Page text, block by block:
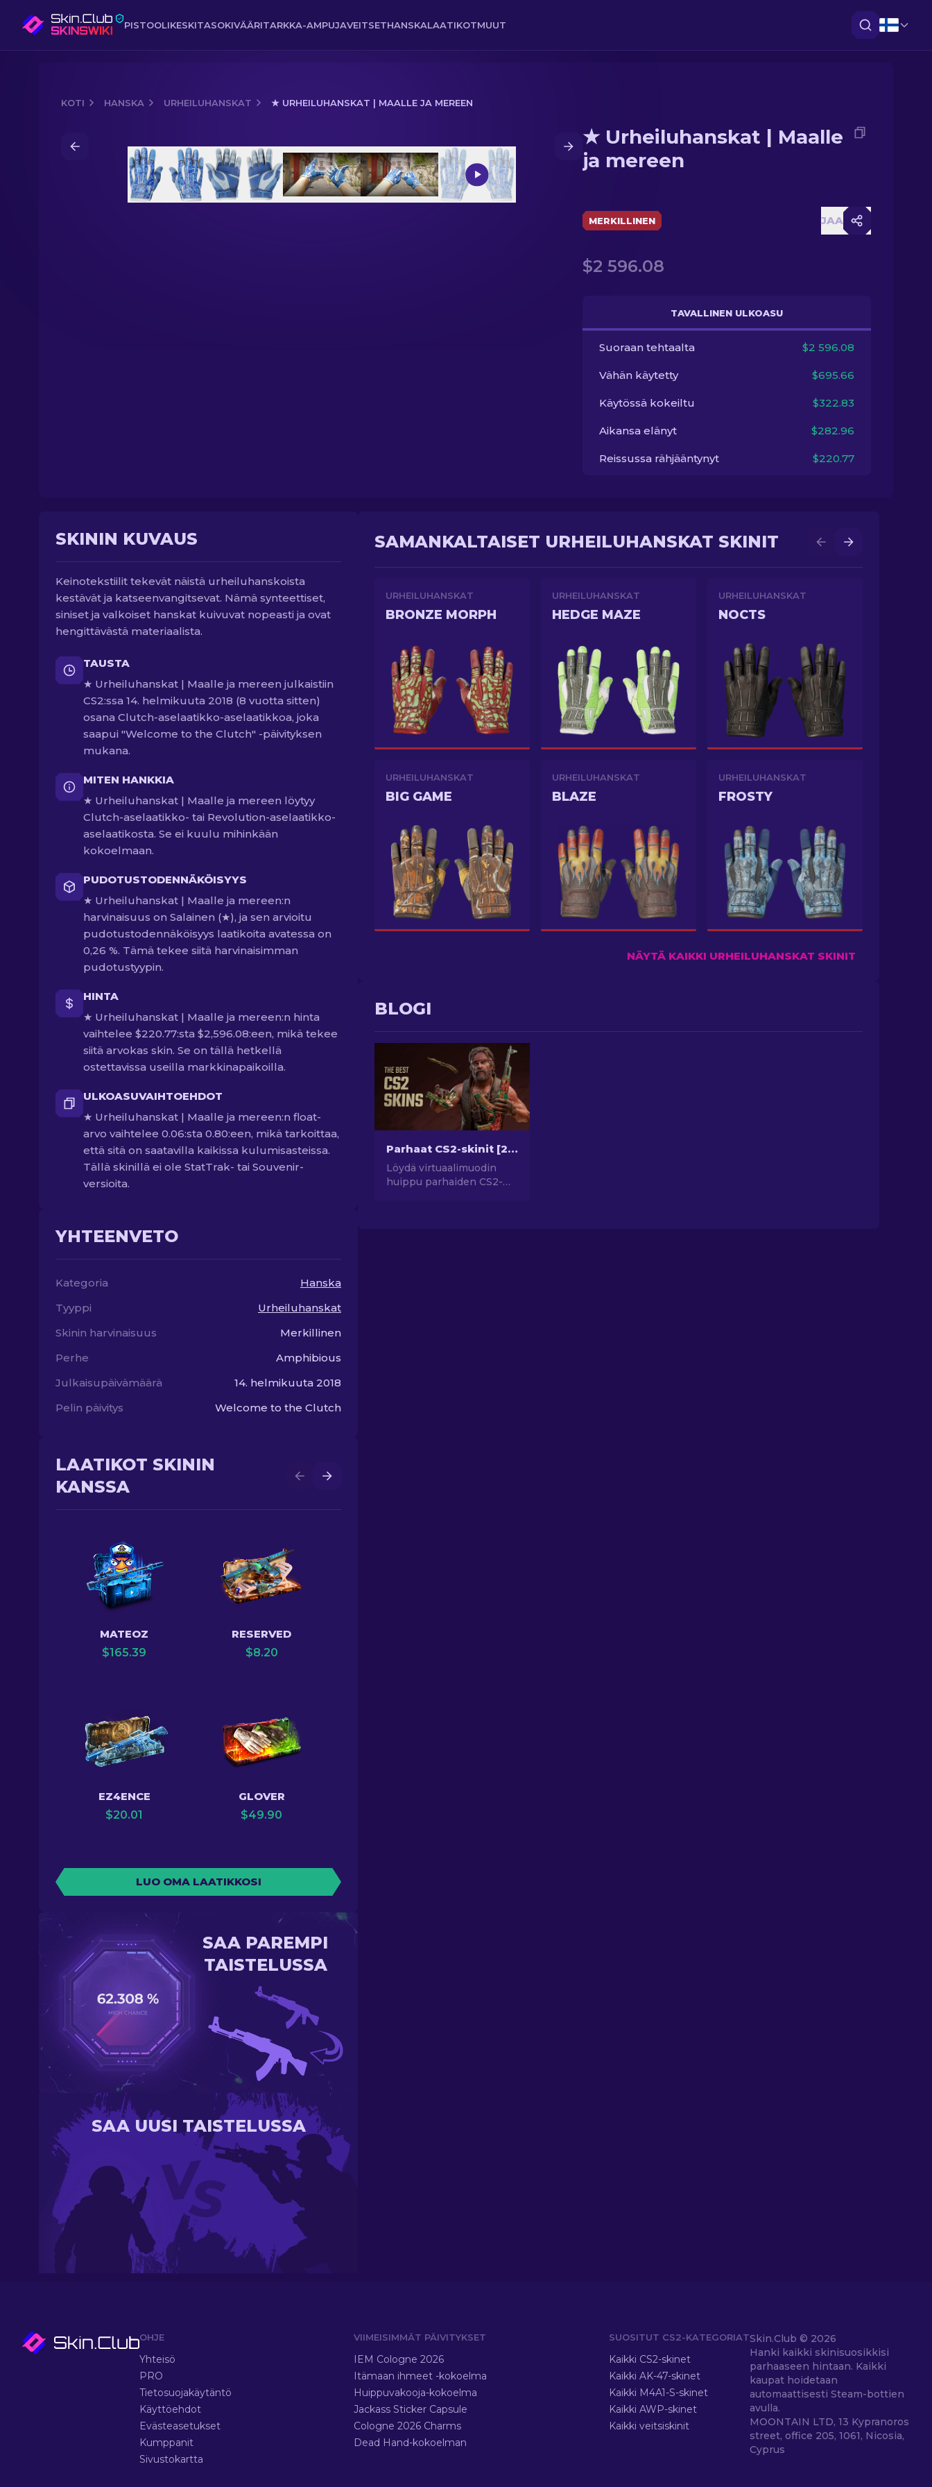
PISTOOLIKESKITASOKIVÄÄRITARKKA-AMPUJAVEITSETHANSKALAATIKOTMUUT
KOTI HANSKA URHEILUHANSKAT ★ URHEILUHANSKAT | MAALLE JA MEREEN
Media of ★ Urheiluhanskat | Maalle ja mereen
★ Urheiluhanskat | Maalle
ja mereen
MERKILLINEN JAA
$2 596.08
TAVALLINEN ULKOASU
Suoraan tehtaalta $2 596.08
Vähän käytetty $695.66
Käytössä kokeiltu $322.83
Aikansa elänyt $282.96
Reissussa rähjääntynyt $220.77
SKININ KUVAUS
Keinotekstiilit tekevät näistä urheiluhanskoista
kestävät ja katseenvangitsevat. Nämä synteettiset,
siniset ja valkoiset hanskat kuivuvat nopeasti ja ovat
hengittävästä materiaalista.
TAUSTA
★ Urheiluhanskat | Maalle ja mereen julkaistiin
CS2:ssa 14. helmikuuta 2018 (8 vuotta sitten)
osana Clutch-aselaatikko-aselaatikkoa, joka
saapui "Welcome to the Clutch" -päivityksen
mukana.
MITEN HANKKIA
★ Urheiluhanskat | Maalle ja mereen löytyy
Clutch-aselaatikko- tai Revolution-aselaatikko-
aselaatikosta. Se ei kuulu mihinkään
kokoelmaan.
PUDOTUSTODENNÄKÖISYYS
★ Urheiluhanskat | Maalle ja mereen:n
harvinaisuus on Salainen (★), ja sen arvioitu
pudotustodennäköisyys laatikoita avatessa on
0,26 %. Tämä tekee siitä harvinaisimman
pudotustyypin.
HINTA
★ Urheiluhanskat | Maalle ja mereen:n hinta
vaihtelee $220.77:sta $2,596.08:een, mikä tekee
siitä arvokas skin. Se on tällä hetkellä
ostettavissa useilla markkinapaikoilla.
ULKOASUVAIHTOEHDOT
★ Urheiluhanskat | Maalle ja mereen:n float-
arvo vaihtelee 0.06:sta 0.80:een, mikä tarkoittaa,
että sitä on saatavilla kaikissa kulumisasteissa.
Tällä skinillä ei ole StatTrak- tai Souvenir-
versioita.
YHTEENVETO
Kategoria
Hanska
Tyyppi
Urheiluhanskat
Skinin harvinaisuus
Merkillinen
Perhe
Amphibious
Julkaisupäivämäärä
14. helmikuuta 2018
Pelin päivitys
Welcome to the Clutch
LAATIKOT SKININ
KANSSA
MATEOZ
$165.39
RESERVED
$8.20
EZ4ENCE
$20.01
GLOVER
$49.90
LUO OMA LAATIKKOSI
SAA PAREMPI
TAISTELUSSA
SAA UUSI TAISTELUSSA
SAMANKALTAISET URHEILUHANSKAT SKINIT
URHEILUHANSKAT
BRONZE MORPH
URHEILUHANSKAT
HEDGE MAZE
URHEILUHANSKAT
NOCTS
URHEILUHANSKAT
BIG GAME
URHEILUHANSKAT
BLAZE
URHEILUHANSKAT
FROSTY
NÄYTÄ KAIKKI URHEILUHANSKAT SKINIT
BLOGI
Parhaat CS2-skinit [2026]
Löydä virtuaalimuodin
huippu parhaiden CS2-
OHJE
Yhteisö
PRO
Tietosuojakäytäntö
Käyttöehdot
Evästeasetukset
Kumppanit
Sivustokartta
VIIMEISIMMÄT PÄIVITYKSET
IEM Cologne 2026
Itämaan ihmeet -kokoelma
Huippuvakooja-kokoelma
Jackass Sticker Capsule
Cologne 2026 Charms
Dead Hand-kokoelman
SUOSITUT CS2-KATEGORIAT
Kaikki CS2-skinet
Kaikki AK-47-skinet
Kaikki M4A1-S-skinet
Kaikki AWP-skinet
Kaikki veitsiskinit
Skin.Club © 2026
Hanki kaikki skinisuosikkisi
parhaaseen hintaan. Kaikki
kaupat hoidetaan
automaattisesti Steam-bottien
avulla.
MOONTAIN LTD, 13 Kypranoros
street, office 205, 1061, Nicosia,
Cyprus